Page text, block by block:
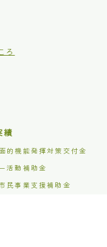
ろ
績
機能発揮対策交付金
活動補助金
民事業支援補助金